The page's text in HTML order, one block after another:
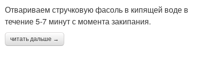
Отвариваем стручковую фасоль в кипящей воде в
течение 5-7 минут с момента закипания.
читать дальше →